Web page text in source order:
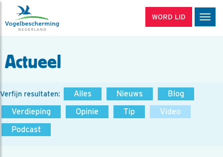
WORD LID
Actueel
Verfijn resultaten: Alles Nieuws
Blog
Verdieping
Opinie Tip
Video
Podcast